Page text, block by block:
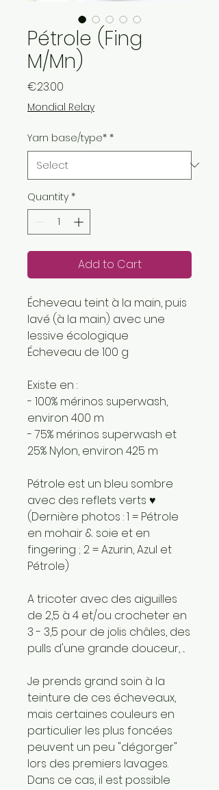
Pétrole (Fing
M/Mn)
€23.00
Mondial Relay
Yarn base/type* *
Quantity *
Add to Cart
Écheveau teint à la main, puis
lavé (à la main) avec une
lessive écologique
Écheveau de 100 g
Existe en :
- 100% mérinos superwash,
environ 400 m
- 75% mérinos superwash et
25% Nylon, environ 425 m
Pétrole est un bleu sombre
avec des reflets verts ♥
(Dernière photos : 1 = Pétrole
en mohair & soie et en
fingering ; 2 = Azurin, Azul et
Pétrole)
A tricoter avec des aiguilles
de 2,5 à 4 et/ou crocheter en
3 - 3,5 pour de jolis châles, des
pulls d'une grande douceur, ...
Je prends grand soin à la
teinture de ces écheveaux,
mais certaines couleurs en
particulier les plus foncées
peuvent un peu "dégorger"
lors des premiers lavages.
Dans ce cas, il est possible